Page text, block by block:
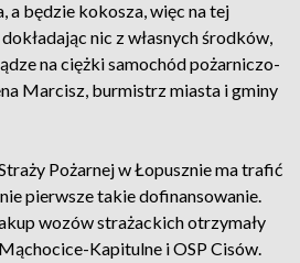
a będzie kokosza, więc na tej
nic z własnych środków,
na ciężki samochód pożarniczo-
Marcisz, burmistrz miasta i gminy
Pożarnej w Łopusznie ma trafić
pierwsze takie dofinansowanie.
wozów strażackich otrzymały
Kapitulne i OSP Cisów.